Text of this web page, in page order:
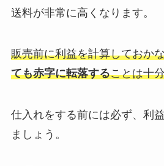
送料が非常に高くなります。
販売前に利益を計算しておか
ても赤字に転落することは十
仕入れをする前には必ず、利
ましょう。